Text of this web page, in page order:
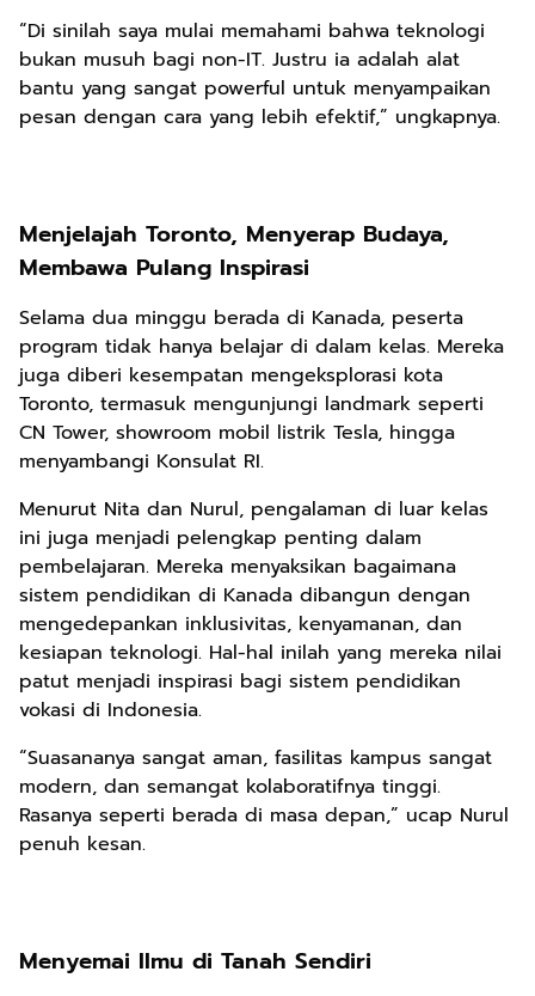
“Di sinilah saya mulai memahami bahwa teknologi
bukan musuh bagi non-IT. Justru ia adalah alat
bantu yang sangat powerful untuk menyampaikan
pesan dengan cara yang lebih efektif,” ungkapnya.
Menjelajah Toronto, Menyerap Budaya,
Membawa Pulang Inspirasi
Selama dua minggu berada di Kanada, peserta
program tidak hanya belajar di dalam kelas. Mereka
juga diberi kesempatan mengeksplorasi kota
Toronto, termasuk mengunjungi landmark seperti
CN Tower, showroom mobil listrik Tesla, hingga
menyambangi Konsulat RI.
Menurut Nita dan Nurul, pengalaman di luar kelas
ini juga menjadi pelengkap penting dalam
pembelajaran. Mereka menyaksikan bagaimana
sistem pendidikan di Kanada dibangun dengan
mengedepankan inklusivitas, kenyamanan, dan
kesiapan teknologi. Hal-hal inilah yang mereka nilai
patut menjadi inspirasi bagi sistem pendidikan
vokasi di Indonesia.
“Suasananya sangat aman, fasilitas kampus sangat
modern, dan semangat kolaboratifnya tinggi.
Rasanya seperti berada di masa depan,” ucap Nurul
penuh kesan.
Menyemai Ilmu di Tanah Sendiri